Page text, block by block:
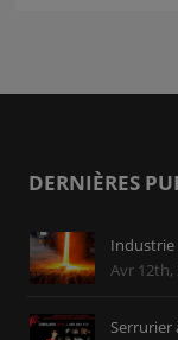
DERNIÈRES
Industrie
Avr 12th,
Serrurier